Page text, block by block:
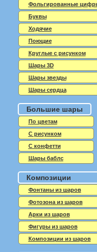
Фольгированные
Буквы
Ходячие
Поющие
Круглые с рисунком
Шары 3D
Шары звезды
Шары сердца
Большие шары
По цветам
С рисунком
С конфетти
Шары баблс
Композиции
Фонтаны из шаров
Фотозона из шаров
Арки из шаров
Фигуры из шаров
Композиции из шаров